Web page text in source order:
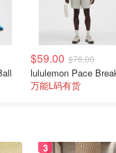
$59.00 $78.00
万能L码有货
3